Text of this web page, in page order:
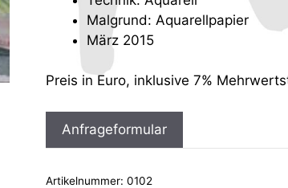
Malgrund: Aquarellpapier
März 2015
Preis in Euro, inklusive 7%
Anfrageformular
Artikelnummer: 0102